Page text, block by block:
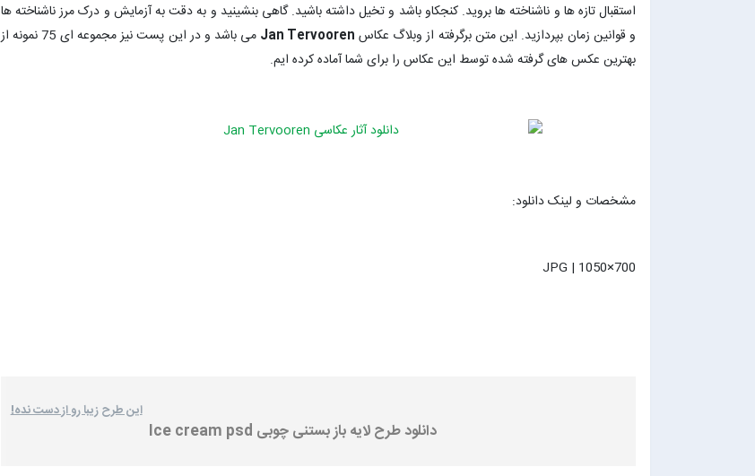
استقبال تازه ها و ناشناخته ها بروید. کنجکاو باشد و تخیل داشته باشید. گاهی بنشینید و به دقت به آزمایش و درک مرز ناشناخته ها
و قوانین زمان بپردازید. این متن برگرفته از وبلاگ عکاس Jan Tervooren
می باشد و در این پست نیز مجموعه ای 75 نمونه از
بهترین عکس های گرفته شده توسط این عکاس را برای شما آماده کرده ایم.
مشخصات و لینک دانلود:
JPG | 1050×700
این طرح زیبا رو از دست نده!
دانلود طرح لایه باز بستنی چوبی Ice cream psd